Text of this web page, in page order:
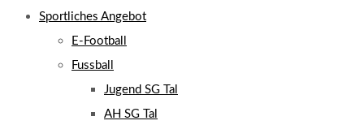
Sportliches Angebot
E-Football
Fussball
Jugend SG Tal
AH SG Tal